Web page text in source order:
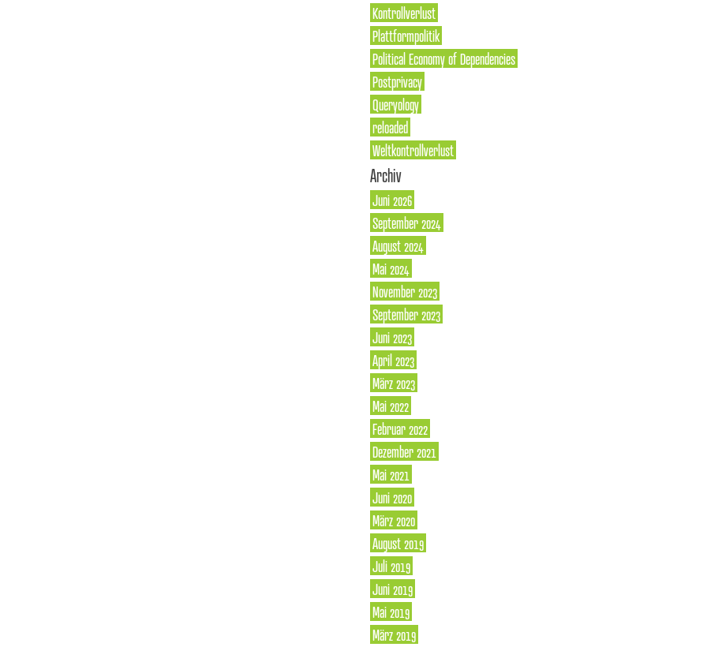
Kontrollverlust
Plattformpolitik
Political Economy of Dependencies
Postprivacy
Queryology
reloaded
Weltkontrollverlust
Archiv
Juni 2026
September 2024
August 2024
Mai 2024
November 2023
September 2023
Juni 2023
April 2023
März 2023
Mai 2022
Februar 2022
Dezember 2021
Mai 2021
Juni 2020
März 2020
August 2019
Juli 2019
Juni 2019
Mai 2019
März 2019